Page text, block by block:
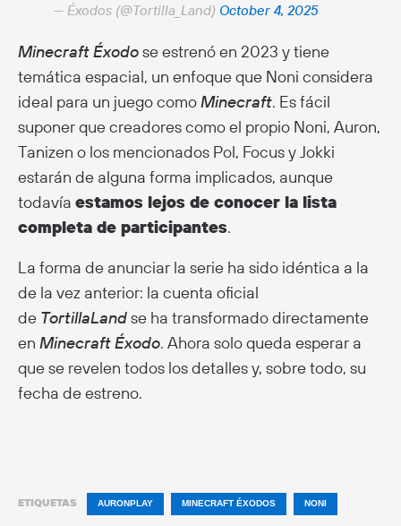
— Éxodos (@Tortilla_Land) October 4, 2025
Minecraft Éxodose estrenó en 2023 y tiene
temática espacial, un enfoque que Noni considera
ideal para un juego comoMinecraft. Es fácil
suponer que creadores como el propio Noni, Auron,
Tanizen o los mencionados Pol, Focus y Jokki
estarán de alguna forma implicados, aunque
todavía estamos lejos de conocer la lista
completa de participantes.
La forma de anunciar la serie ha sido idéntica a la
de la vez anterior: la cuenta oficial
de TortillaLandse ha transformado directamente
en Minecraft Éxodo. Ahora solo queda esperar a
que se revelen todos los detalles y, sobre todo, su
fecha de estreno.
ETIQUETAS AURONPLAY MINECRAFT ÉXODOS NONI